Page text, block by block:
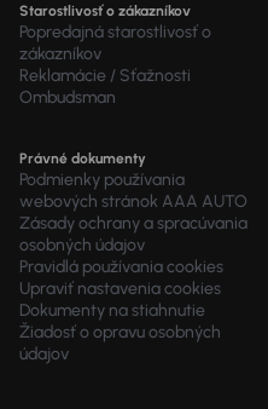
Starostlivosť o zákazníkov
Popredajná starostlivosť o
zákazníkov
Reklamácie / Sťažnosti
Ombudsman
Právné dokumenty
Podmienky používania
webových stránok AAA AUTO
Zásady ochrany a spracúvania
osobných údajov
Pravidlá používania cookies
Upraviť nastavenia cookies
Dokumenty na stiahnutie
Žiadosť o opravu osobných
údajov